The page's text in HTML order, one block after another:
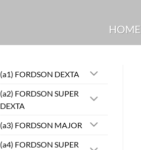
HOME
(a1) FORDSON DEXTA
(a2) FORDSON SUPER
DEXTA
(a3) FORDSON MAJOR
(a4) FORDSON SUPER